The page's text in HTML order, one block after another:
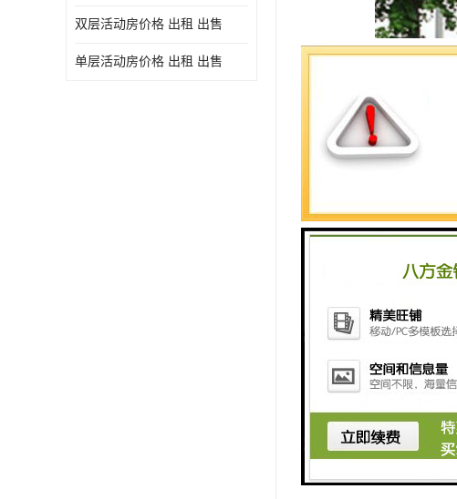
双层活动房价格 出租 出售
单层活动房价格 出租 出售